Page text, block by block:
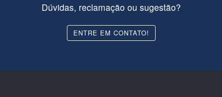
Dúvidas, reclamação ou sugestão?
ENTRE EM CONTATO!